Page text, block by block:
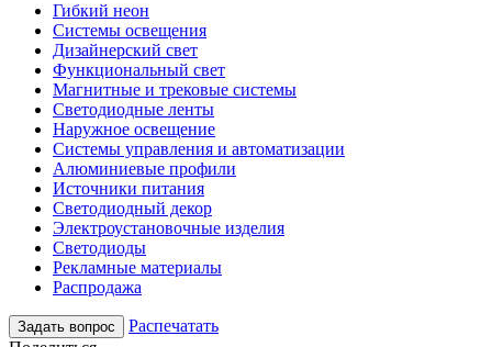
Гибкий неон
Системы освещения
Дизайнерский свет
Функциональный свет
Магнитные и трековые системы
Светодиодные ленты
Наружное освещение
Системы управления и автоматизации
Алюминиевые профили
Источники питания
Светодиодный декор
Электроустановочные изделия
Светодиоды
Рекламные материалы
Распродажа
Задать вопрос
Распечатать